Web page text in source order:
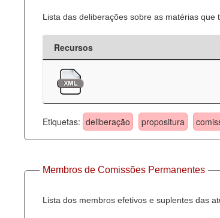
Lista das deliberações sobre as matérias que
Recursos
Etiquetas: deliberação propositura
Membros de Comissões Permanentes
Lista dos membros efetivos e suplentes das